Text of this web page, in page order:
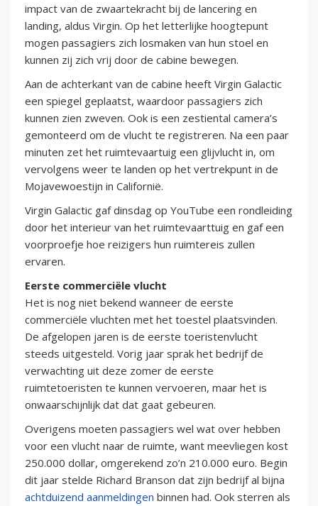
impact van de zwaartekracht bij de lancering en
landing, aldus Virgin. Op het letterlijke hoogtepunt
mogen passagiers zich losmaken van hun stoel en
kunnen zij zich vrij door de cabine bewegen.
Aan de achterkant van de cabine heeft Virgin Galactic
een spiegel geplaatst, waardoor passagiers zich
kunnen zien zweven. Ook is een zestiental camera’s
gemonteerd om de vlucht te registreren. Na een paar
minuten zet het ruimtevaartuig een glijvlucht in, om
vervolgens weer te landen op het vertrekpunt in de
Mojavewoestijn in Californië.
Virgin Galactic gaf dinsdag op YouTube een rondleiding
door het interieur van het ruimtevaarttuig en gaf een
voorproefje hoe reizigers hun ruimtereis zullen
ervaren.
Eerste commerciële vlucht
Het is nog niet bekend wanneer de eerste
commerciële vluchten met het toestel plaatsvinden.
De afgelopen jaren is de eerste toeristenvlucht
steeds uitgesteld. Vorig jaar sprak het bedrijf de
verwachting uit deze zomer de eerste
ruimtetoeristen te kunnen vervoeren, maar het is
onwaarschijnlijk dat dat gaat gebeuren.
Overigens moeten passagiers wel wat over hebben
voor een vlucht naar de ruimte, want meevliegen kost
250.000 dollar, omgerekend zo’n 210.000 euro. Begin
dit jaar stelde Richard Branson dat zijn bedrijf al bijna
achtduizend aanmeldingen binnen had. Ook sterren als